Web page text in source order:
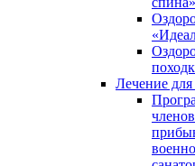
Лечение